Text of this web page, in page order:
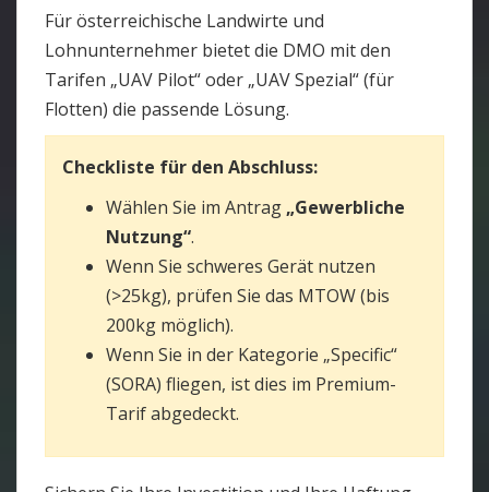
Für österreichische Landwirte und
Lohnunternehmer bietet die DMO mit den
Tarifen „UAV Pilot“ oder „UAV Spezial“ (für
Flotten) die passende Lösung.
Checkliste für den Abschluss:
Wählen Sie im Antrag „Gewerbliche
Nutzung“.
Wenn Sie schweres Gerät nutzen
(>25kg), prüfen Sie das MTOW (bis
200kg möglich).
Wenn Sie in der Kategorie „Specific“
(SORA) fliegen, ist dies im Premium-
Tarif abgedeckt.